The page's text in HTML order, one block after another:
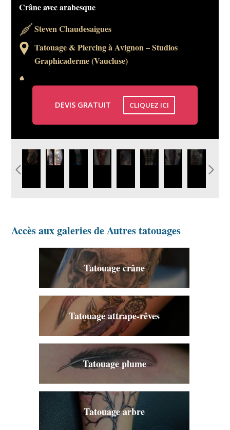
Crâne avec arabesque
Steven Chaudesaigues
Tatouage & Piercing à Avignon – Studios
Graphicaderme (Vaucluse)
DEVIS GRATUIT CLIQUEZ ICI
graphicaderme-avignon-cantal-skull-crâne-tatouage-
paca.jpg
graphicaderme-avignon-skull-arabesque-
horloge-tatouage.jpg
idee-tatouage-crane-couleur-new-
school.jpg
idee-tatouage-homme-squelette-
crane.jpg
image-tatouage-crane-
homme-femme.jpg
graphicaderme-
avignon-skull-
avignon-
Accès aux galeries de Autres tatouages
Tatouage crâne
Tatouage attrape-rêves
Tatouage plume
Tatouage arbre